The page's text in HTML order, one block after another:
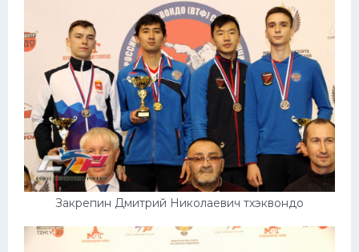
Закрепин Дмитрий Николаевич тхэквондо